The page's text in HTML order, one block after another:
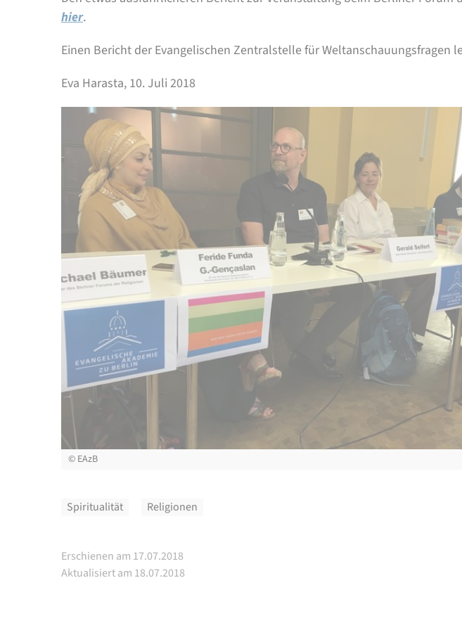
hier.
Einen Bericht der Evangelischen Zentralstelle für Weltanschauungsfragen
Eva Harasta, 10. Juli 2018
© EAzB
© EAzB
© EAzB
© EAzB
© EAzB
© EAzB
© EAzB
© EAzB
© EAzB
Spiritualität Religionen
Erschienen am 17.07.2018
Aktualisiert am 18.07.2018